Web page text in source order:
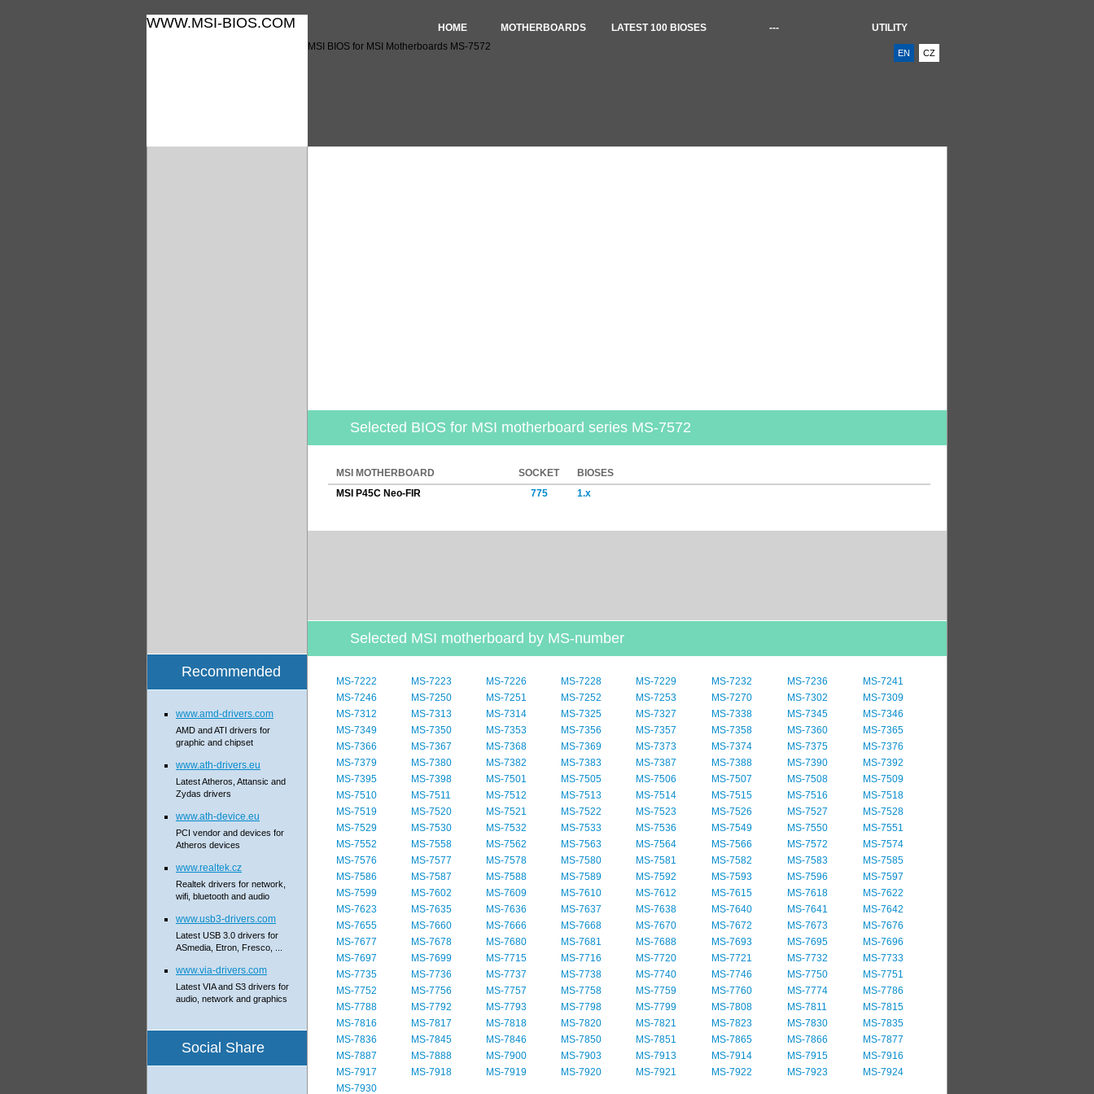
WWW.MSI-BIOS.COM HOME MOTHERBOARDS LATEST 100 BIOSES --- UTILITY
EN CZ
MSI BIOS for MSI Motherboards MS-7572
Selected BIOS for MSI motherboard series MS-7572
MSI MOTHERBOARD SOCKET
BIOSES
MSI P45C Neo-FIR
775 1.x
Selected MSI motherboard by MS-number
MS-7222 MS-7223 MS-7226 MS-7228 MS-7229 MS-7232 MS-7236
MS-7241
MS-7246
MS-7250 MS-7251 MS-7252 MS-7253 MS-7270 MS-7302
MS-7309
MS-7312
MS-7313 MS-7314 MS-7325 MS-7327 MS-7338 MS-7345
MS-7346
MS-7349
MS-7350 MS-7353 MS-7356 MS-7357 MS-7358 MS-7360
MS-7365
MS-7366
MS-7367 MS-7368 MS-7369 MS-7373 MS-7374 MS-7375
MS-7376
MS-7379
MS-7380 MS-7382 MS-7383 MS-7387 MS-7388 MS-7390
MS-7392
MS-7395
MS-7398 MS-7501 MS-7505 MS-7506 MS-7507 MS-7508
MS-7509
MS-7510
MS-7511 MS-7512 MS-7513 MS-7514 MS-7515 MS-7516
MS-7518
MS-7519
MS-7520 MS-7521 MS-7522 MS-7523 MS-7526 MS-7527
MS-7528
MS-7529
MS-7530 MS-7532 MS-7533 MS-7536 MS-7549 MS-7550
MS-7551
MS-7552
MS-7558 MS-7562 MS-7563 MS-7564 MS-7566 MS-7572
MS-7574
MS-7576
MS-7577 MS-7578 MS-7580 MS-7581 MS-7582 MS-7583
MS-7585
MS-7586
MS-7587 MS-7588 MS-7589 MS-7592 MS-7593 MS-7596
MS-7597
MS-7599
MS-7602 MS-7609 MS-7610 MS-7612 MS-7615 MS-7618
MS-7622
MS-7623
MS-7635 MS-7636 MS-7637 MS-7638 MS-7640 MS-7641
MS-7642
MS-7655
MS-7660 MS-7666 MS-7668 MS-7670 MS-7672 MS-7673
MS-7676
MS-7677
MS-7678 MS-7680 MS-7681 MS-7688 MS-7693 MS-7695
MS-7696
MS-7697
MS-7699 MS-7715 MS-7716 MS-7720 MS-7721 MS-7732
MS-7733
MS-7735
MS-7736 MS-7737 MS-7738 MS-7740 MS-7746 MS-7750
MS-7751
MS-7752
MS-7756 MS-7757 MS-7758 MS-7759 MS-7760 MS-7774
MS-7786
MS-7788
MS-7792 MS-7793 MS-7798 MS-7799 MS-7808 MS-7811
MS-7815
MS-7816
MS-7817 MS-7818 MS-7820 MS-7821 MS-7823 MS-7830
MS-7835
MS-7836
MS-7845 MS-7846 MS-7850 MS-7851 MS-7865 MS-7866
MS-7877
MS-7887
MS-7888 MS-7900 MS-7903 MS-7913 MS-7914 MS-7915
MS-7916
MS-7917
MS-7918 MS-7919 MS-7920 MS-7921 MS-7922 MS-7923
MS-7924
MS-7930
Recommended
www.amd-drivers.com
AMD and ATI drivers for
graphic and chipset
www.ath-drivers.eu
Latest Atheros, Attansic and
Zydas drivers
www.ath-device.eu
PCI vendor and devices for
Atheros devices
www.realtek.cz
Realtek drivers for network,
wifi, bluetooth and audio
www.usb3-drivers.com
Latest USB 3.0 drivers for
ASmedia, Etron, Fresco, ...
www.via-drivers.com
Latest VIA and S3 drivers for
audio, network and graphics
Social Share